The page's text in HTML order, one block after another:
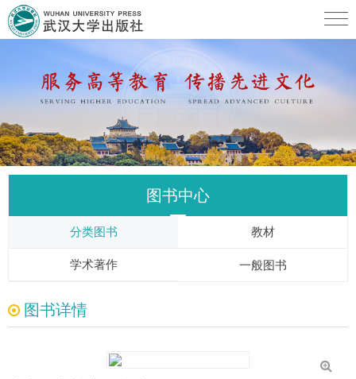
图书中心
分类图书 教材
学术著作 一般图书
图书详情